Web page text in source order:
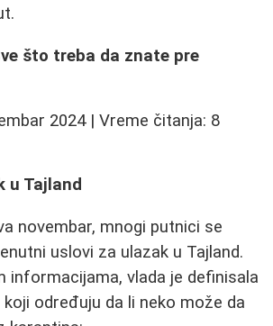
što treba da znate pre
2024 | Vreme čitanja: 8
u Tajland
novembar, mnogi putnici se
uslovi za ulazak u Tajland.
informacijama, vlada je definisala
određuju da li neko može da